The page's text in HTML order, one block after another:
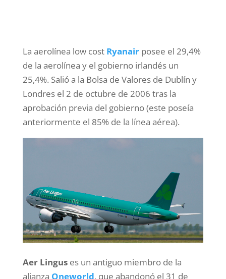
La aerolínea low cost Ryanairposee el 29,4%
de la aerolínea y el gobierno irlandés un
25,4%. Salió a la Bolsa de Valores de Dublín y
Londres el 2 de octubre de 2006 tras la
aprobación previa del gobierno (este poseía
anteriormente el 85% de la línea aérea).
Aer Linguses un antiguo miembro de la
alianza Oneworld, que abandonó el 31 de